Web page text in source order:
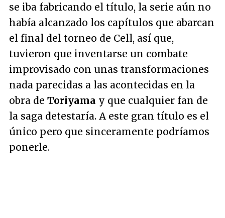
se iba fabricando el título, la serie aún no
había alcanzado los capítulos que abarcan
el final del torneo de Cell, así que,
tuvieron que inventarse un combate
improvisado con unas transformaciones
nada parecidas a las acontecidas en la
obra de Toriyama y que cualquier fan de
la saga detestaría. A este gran título es el
único pero que sinceramente podríamos
ponerle.